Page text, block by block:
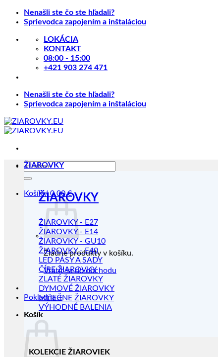
Skip
Nenašli ste čo ste hľadali?
Sprievodca zapojením a inštaláciou
LOKÁCIA
KONTAKT
08:00 - 15:00
+421 903 274 471
Nenašli ste čo ste hľadali?
Sprievodca zapojením a inštaláciou
Hľadať:
Košík /0.00€
Žiadne produkty v košíku.
Vrátiť sa do obchodu
Pokladňa +
Košík
ŽIAROVKY
ŽIAROVKY
ŽIAROVKY - E27
ŽIAROVKY - E14
ŽIAROVKY - GU10
ŽIAROVKY - E40
LED PÁSY A SADY
ČÍRE ŽIAROVKY
ZLATÉ ŽIAROVKY
DYMOVÉ ŽIAROVKY
MLIEČNE ŽIAROVKY
VÝHODNÉ BALENIA
KOLEKCIE ŽIAROVIEK